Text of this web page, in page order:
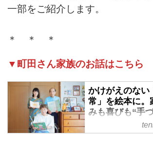
一部をご紹介します。
＊ ＊ ＊
▼町田さん家族のお話はこちら
かけがえのない
常」を絵本に。
みも喜びも“手
本”に込めて半
小さな幸せの物